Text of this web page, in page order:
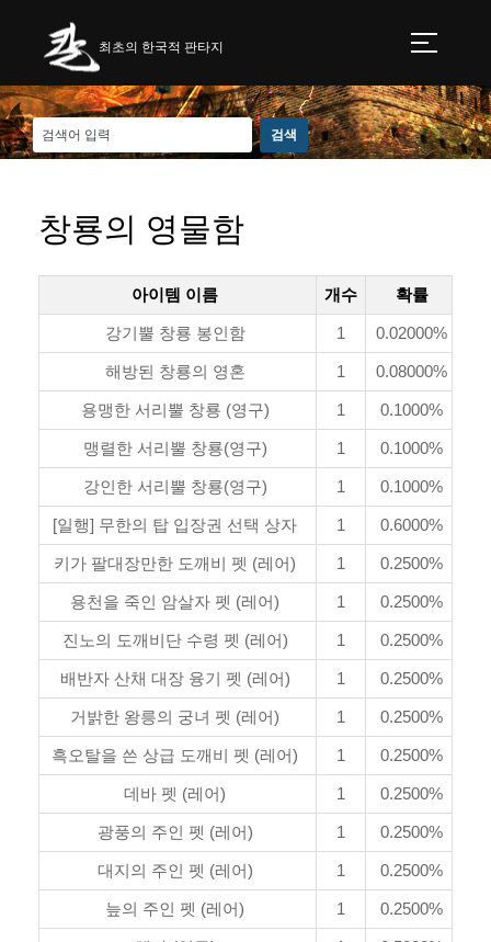
최초의 한국적 판타지
창룡의 영물함
아이템 이름 개수 확률
강기뿔 창룡 봉인함 1 0.02000%
해방된 창룡의 영혼 1 0.08000%
용맹한 서리뿔 창룡 (영구) 1 0.1000%
맹렬한 서리뿔 창룡(영구) 1 0.1000%
강인한 서리뿔 창룡(영구) 1 0.1000%
[일행] 무한의 탑 입장권 선택 상자 1 0.6000%
키가 팔대장만한 도깨비 펫 (레어) 1 0.2500%
용천을 죽인 암살자 펫 (레어) 1 0.2500%
진노의 도깨비단 수령 펫 (레어) 1 0.2500%
배반자 산채 대장 융기 펫 (레어) 1 0.2500%
거밝한 왕릉의 궁녀 펫 (레어) 1 0.2500%
흑오탈을 쓴 상급 도깨비 펫 (레어) 1 0.2500%
데바 펫 (레어) 1 0.2500%
광풍의 주인 펫 (레어) 1 0.2500%
대지의 주인 펫 (레어) 1 0.2500%
늪의 주인 펫 (레어) 1 0.2500%